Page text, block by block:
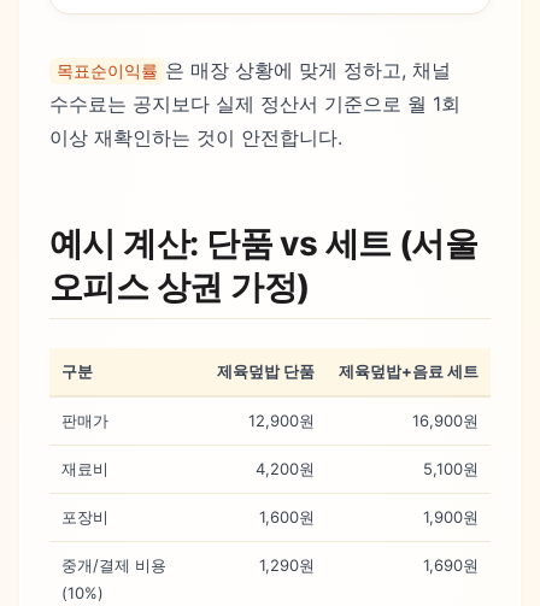
목표순이익률 은 매장 상황에 맞게 정하고, 채널
수수료는 공지보다 실제 정산서 기준으로 월 1회
이상 재확인하는 것이 안전합니다.
예시 계산: 단품 vs 세트 (서울
오피스 상권 가정)
구분 제육덮밥 단품 제육덮밥+음료 세트
판매가 12,900원 16,900원
재료비 4,200원 5,100원
포장비 1,600원 1,900원
중개/결제 비용
(10%)
1,290원 1,690원